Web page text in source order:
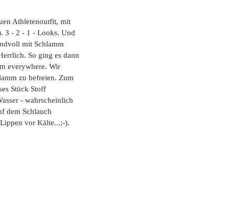
Athletenoutfit, mit
3 - 2 - 1 - Looks. Und
mit Schlamm
So ging es dann
everywhere. Wir
zu befreien. Zum
Stück Stoff
- wahrscheinlich
dem Schlauch
vor Kälte...;-).